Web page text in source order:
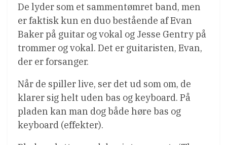
De lyder som et sammentømret band, men
er faktisk kun en duo bestående af Evan
Baker på guitar og vokal og Jesse Gentry på
trommer og vokal. Det er guitaristen, Evan,
der er forsanger.
Når de spiller live, ser det ud som om, de
klarer sig helt uden bas og keyboard. På
pladen kan man dog både høre bas og
keyboard (effekter).